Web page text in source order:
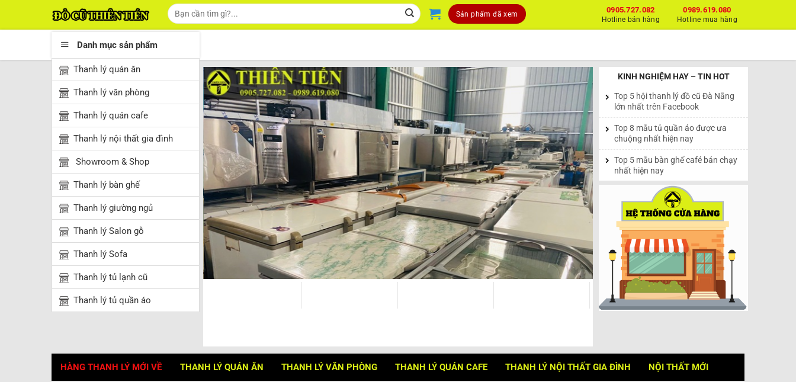
Tìm
kiếm:
Sản phẩm đã xem 0989.619.080
Hotline mua hàng
0905.727.082
Hotline bán hàng
Danh mục sản phẩm
Thanh lý quán ăn
Thanh lý văn phòng
Thanh lý quán cafe
Thanh lý nội thất gia đình
Showroom & Shop
Thanh lý bàn ghế
Thanh lý giường ngủ
Thanh lý Salon gỗ
Thanh lý Sofa
Thanh lý tủ lạnh cũ
Thanh lý tủ quần áo
KINH NGHIỆM HAY – TIN HOT
Top 5 hội thanh lý đồ cũ Đà Nẵng
lớn nhất trên Facebook
Top 8 mẫu tủ quần áo được ưa
chuộng nhất hiện nay
Top 5 mẫu bàn ghế café bán chạy
nhất hiện nay
HÀNG THANH LÝ MỚI VỀ THANH LÝ QUÁN ĂN THANH LÝ VĂN PHÒNG THANH LÝ QUÁN CAFE THANH LÝ NỘI THẤT GIA ĐÌNH NỘI THẤT MỚI